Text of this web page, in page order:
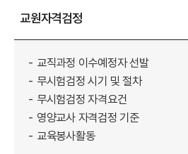
교원자격검정
교직과정 이수예정자 선발
무시험검정 시기 및 절차
무시험검정 자격요건
영양교사 자격검정 기준
교육봉사활동